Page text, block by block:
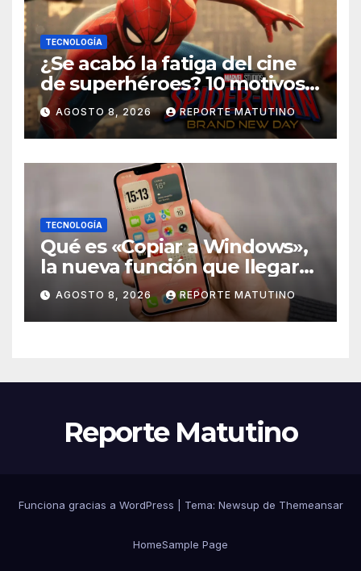
TECNOLOGÍA
¿Se acabó la fatiga del cine
de superhéroes? 10 motivos
por los que ‘Spider-Man:
Brand New Day» desmiente
esa teoría
AGOSTO 8, 2026 REPORTE MATUTINO
TECNOLOGÍA
Qué es «Copiar a Windows»,
la nueva función que llegará
al iPhone solo para Europa
AGOSTO 8, 2026 REPORTE MATUTINO
Reporte Matutino
Funciona gracias a WordPress Tema: Newsup de Themeansar
HomeSample Page